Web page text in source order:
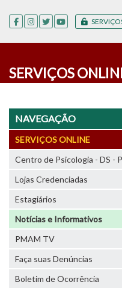
SERVIÇOS
NAVEGAÇÃO
SERVIÇOS ONLINE
Centro de Psicologia - DS -
Lojas Credenciadas
Estagiários
Notícias e Informativos
PMAM TV
Faça suas Denúncias
Boletim de Ocorrência